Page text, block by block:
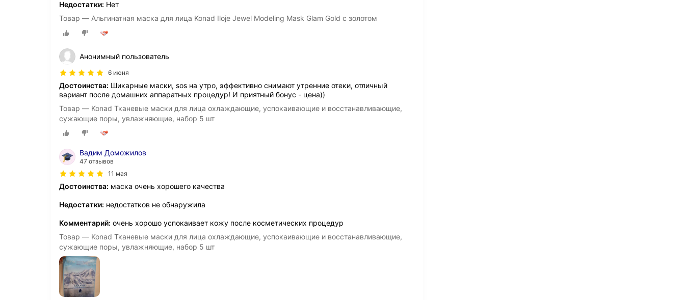
Недостатки: Нет
Товар — Альгинатная маска для лица Konad Iloje Jewel Modeling Mask Glam Gold с золотом
Анонимный пользователь
6 июня
Достоинства: Шикарные маски, sos на утро, эффективно снимают утренние отеки, отличный
вариант после домашних аппаратных процедур! И приятный бонус - цена))
Товар — Konad Тканевые маски для лица охлаждающие, успокаивающие и восстанавливающие,
сужающие поры, увлажняющие, набор 5 шт
Вадим Доможилов
47 отзывов
11 мая
Достоинства: маска очень хорошего качества
Недостатки: недостатков не обнаружила
Комментарий: очень хорошо успокаивает кожу после косметических процедур
Товар — Konad Тканевые маски для лица охлаждающие, успокаивающие и восстанавливающие,
сужающие поры, увлажняющие, набор 5 шт